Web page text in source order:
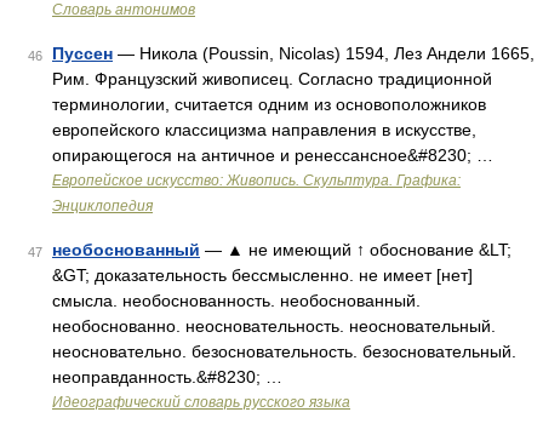
Словарь антонимов
46 Пуссен — Никола (Poussin, Nicolas) 1594, Лез Андели 1665,
Рим. Французский живописец. Согласно традиционной
терминологии, считается одним из основоположников
европейского классицизма направления в искусстве,
опирающегося на античное и ренессансное&#8230; …
Европейское искусство: Живопись. Скульптура. Графика:
Энциклопедия
47 необоснованный — ▲ не имеющий ↑ обоснование &LT;
&GT; доказательность бессмысленно. не имеет [нет]
смысла. необоснованность. необоснованный.
необоснованно. неосновательность. неосновательный.
неосновательно. безосновательность. безосновательный.
неоправданность.&#8230; …
Идеографический словарь русского языка